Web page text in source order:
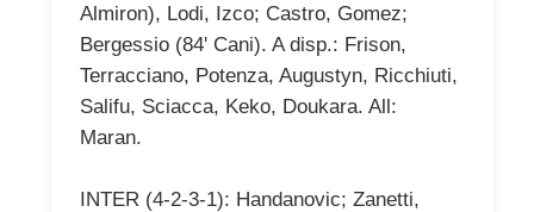
Almiron), Lodi, Izco; Castro, Gomez;
Bergessio (84' Cani). A disp.: Frison,
Terracciano, Potenza, Augustyn, Ricchiuti,
Salifu, Sciacca, Keko, Doukara. All:
Maran.
INTER (4-2-3-1): Handanovic; Zanetti,